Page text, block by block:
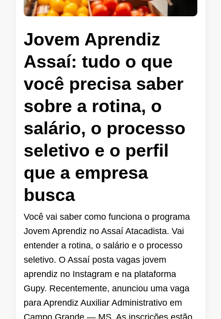
Jovem Aprendiz
Assaí: tudo o que
você precisa saber
sobre a rotina, o
salário, o processo
seletivo e o perfil
que a empresa
busca
Você vai saber como funciona o programa
Jovem Aprendiz no Assaí Atacadista. Vai
entender a rotina, o salário e o processo
seletivo. O Assaí posta vagas jovem
aprendiz no Instagram e na plataforma
Gupy. Recentemente, anunciou uma vaga
para Aprendiz Auxiliar Administrativo em